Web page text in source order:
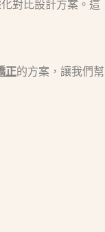
對比設計方案。這
正的方案，讓我們幫